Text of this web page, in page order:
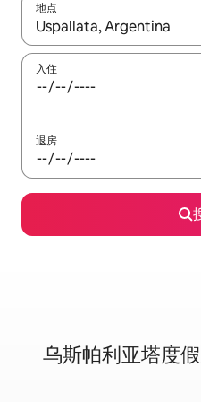
地点
如有搜索结果，请使用上下
入住
退房
乌斯帕利亚塔度